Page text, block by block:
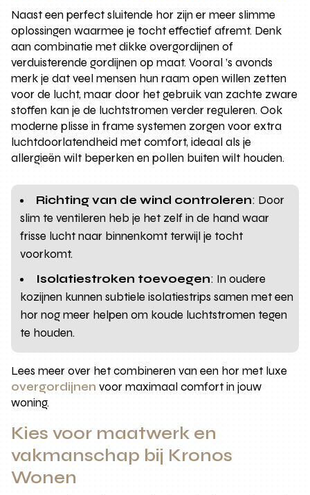
Naast een perfect sluitende hor zijn er meer slimme
oplossingen waarmee je tocht effectief afremt. Denk
aan combinatie met dikke overgordijnen of
verduisterende gordijnen op maat. Vooral ’s avonds
merk je dat veel mensen hun raam open willen zetten
voor de lucht, maar door het gebruik van zachte zware
stoffen kan je de luchtstromen verder reguleren. Ook
moderne plisse in frame systemen zorgen voor extra
luchtdoorlatendheid met comfort, ideaal als je
allergieën wilt beperken en pollen buiten wilt houden.
Richting van de wind controleren: Door
slim te ventileren heb je het zelf in de hand waar
frisse lucht naar binnenkomt terwijl je tocht
voorkomt.
Isolatiestroken toevoegen: In oudere
kozijnen kunnen subtiele isolatiestrips samen met een
hor nog meer helpen om koude luchtstromen tegen
te houden.
Lees meer over het combineren van een hor met luxe
overgordijnen voor maximaal comfort in jouw
woning.
Kies voor maatwerk en
vakmanschap bij Kronos
Wonen